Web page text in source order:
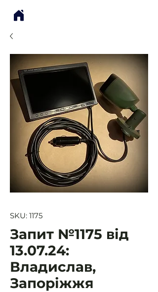
SKU: 1175
Запит №1175 від
13.07.24:
Владислав,
Запоріжжя